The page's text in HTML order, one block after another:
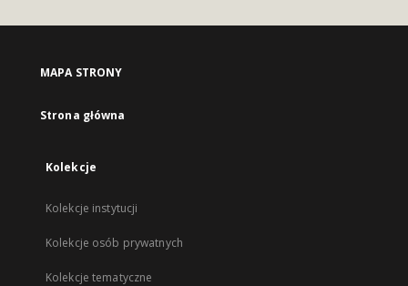
MAPA STRONY
Strona główna
Kolekcje
Kolekcje instytucji
Kolekcje osób prywatnych
Kolekcje tematyczne